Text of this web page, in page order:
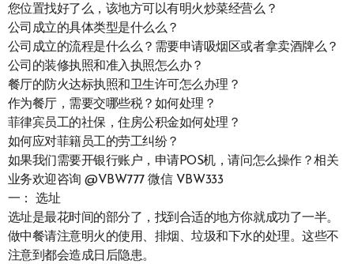
您位置找好了么，该地方可以有明火炒菜经营么？
公司成立的具体类型是什么么？
公司成立的流程是什么么？需要申请吸烟区或者拿卖酒牌么？
公司的装修执照和准入执照怎么办？
餐厅的防火达标执照和卫生许可怎么办理？
作为餐厅，需要交哪些税？如何处理？
菲律宾员工的社保，住房公积金如何处理？
如何应对菲籍员工的劳工纠纷？
如果我们需要开银行账户，申请POS机，请问怎么操作？相关
业务欢迎咨询 @VBW777 微信 VBW333
一： 选址
选址是最花时间的部分了，找到合适的地方你就成功了一半。
做中餐请注意明火的使用、排烟、垃圾和下水的处理。这些不
注意到都会造成日后隐患。